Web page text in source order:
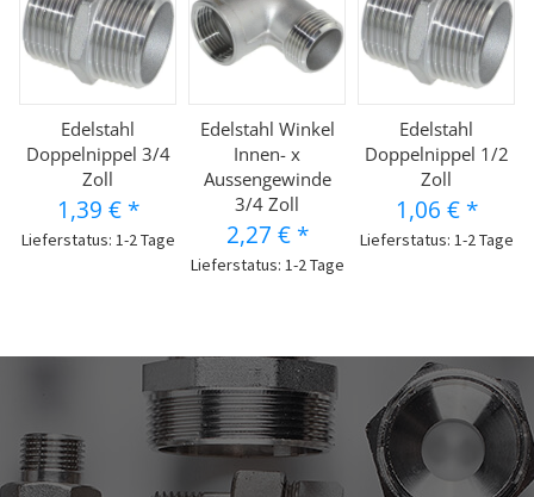
Edelstahl
Doppelnippel 3/4
Zoll
1,39 € *
Lieferstatus: 1-2 Tage
Edelstahl Winkel
Innen- x
Aussengewinde
3/4 Zoll
2,27 € *
Lieferstatus: 1-2 Tage
Edelstahl
Doppelnippel 1/2
Zoll
1,06 € *
Lieferstatus: 1-2 Tage